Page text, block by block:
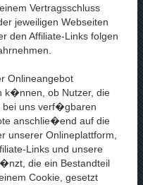
Vertragsschluss
jeweiligen Webseiten
den Affiliate-Links folgen
Onlineangebot
k�nnen, ob Nutzer, die
bei uns verf�gbaren
anschlie�end auf die
unserer Onlineplattform,
Links und unsere
die ein Bestandteil
Cookie, gesetzt